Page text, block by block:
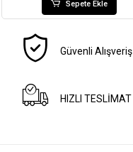
Sepete Ekle
Güvenli Alışveriş
HIZLI TESLİMAT